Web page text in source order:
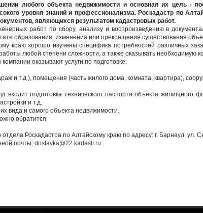
любого объекта недвижимости и основная их цель -
уровня знаний и профессионализма. Роскадастр по
являющихся результатом кадастровых работ.
работ по сбору, анализу и воспроизведению в
образования, изменения или прекращения существования
краю хорошо изучены специфика потребностей различных
любой степени сложности, а также оказывать необходимую
оказывают услуги по подготовке:
и т.д.), помещения (часть жилого дома, комната, квартира),
входит подготовка технического паспорта объекта
и т.д.
вида и самого объекта недвижимости.
обратится:
Роскадастра по Алтайскому краю по адресу: г. Барнаул, ул.
почты: dostavka@22.kadastr.ru